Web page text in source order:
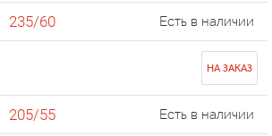
235/60 Есть в наличии
НА ЗАКАЗ
205/55 Есть в наличии